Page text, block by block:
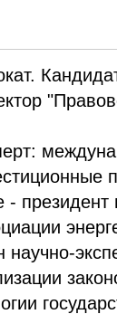
-
научно-